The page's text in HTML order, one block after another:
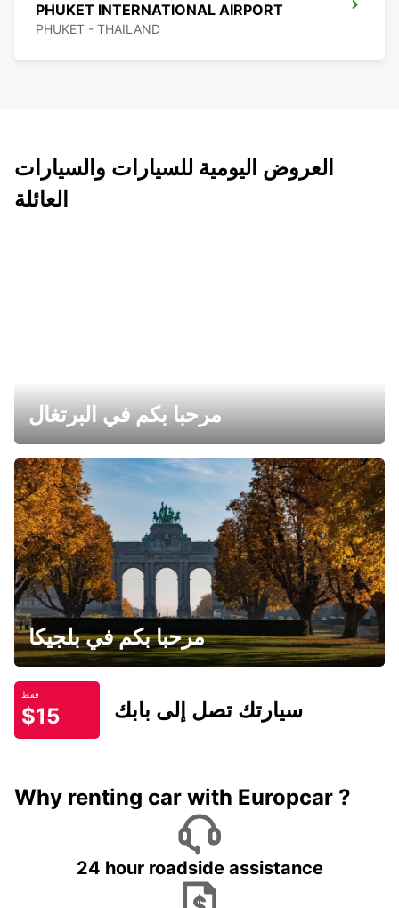
PHUKET INTERNATIONAL AIRPORT
PHUKET - THAILAND
العروض اليومية للسيارات والسيارات
العائلة
مرحبا بكم في البرتغال
مرحبا بكم في بلجيكا
فقط
$15 سيارتك تصل إلى بابك
Why renting car with Europcar ?
24 hour roadside assistance